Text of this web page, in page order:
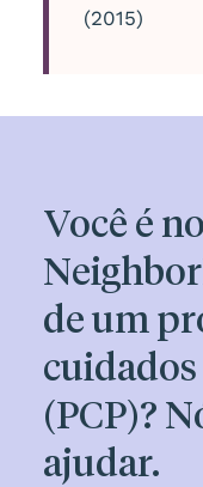
(2015)
Você é
de um
(PCP)?
ajudar.